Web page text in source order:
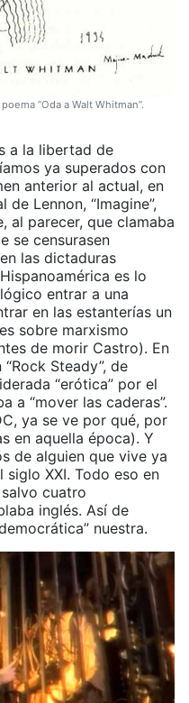
“Oda a Walt Whitman”.
a la libertad de
ya superados con
anterior al actual, en
Lennon, “Imagine”,
al parecer, que clamaba
se censurasen
las dictaduras
es lo
entrar a una
en las estanterías un
sobre marxismo
de morir Castro). En
Steady”, de
“erótica” por el
a “mover las caderas”.
ya se ve por qué, por
en aquella época). Y
de alguien que vive ya
XXI. Todo eso en
cuatro
inglés. Así de
nuestra.